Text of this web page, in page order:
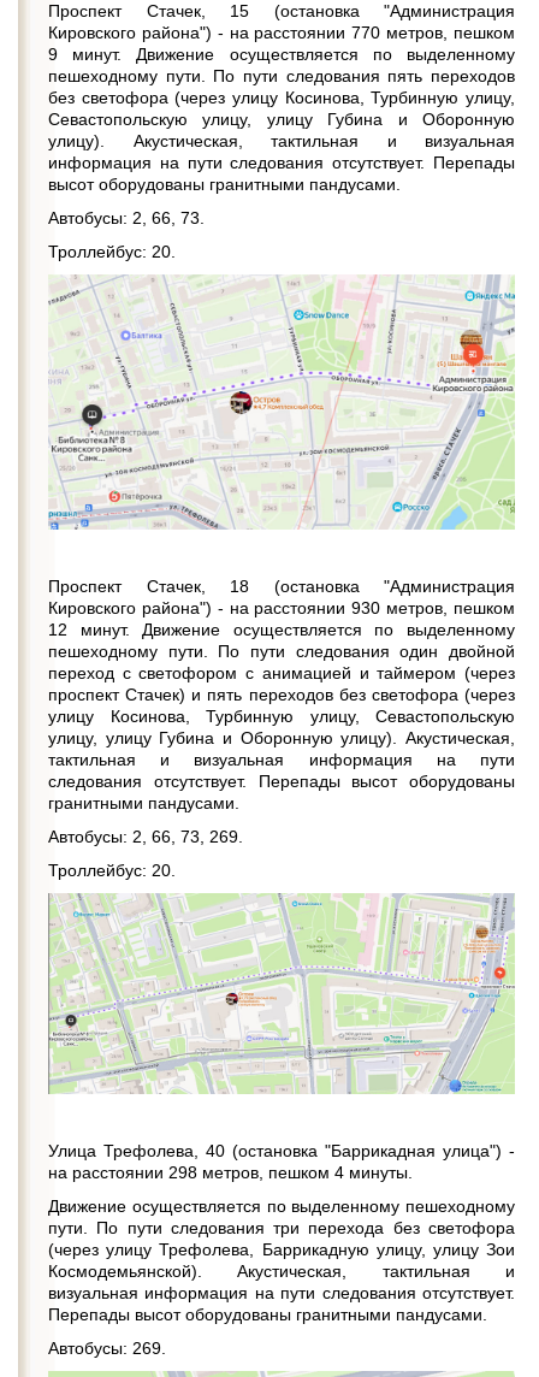
Проспект Стачек, 15 (остановка "Администрация
Кировского района") - на расстоянии 770 метров, пешком
9 минут. Движение осуществляется по выделенному
пешеходному пути. По пути следования пять переходов
без светофора (через улицу Косинова, Турбинную улицу,
Севастопольскую улицу, улицу Губина и Оборонную
улицу). Акустическая, тактильная и визуальная
информация на пути следования отсутствует. Перепады
высот оборудованы гранитными пандусами.
Автобусы: 2, 66, 73.
Троллейбус: 20.
Проспект Стачек, 18 (остановка "Администрация
Кировского района") - на расстоянии 930 метров, пешком
12 минут. Движение осуществляется по выделенному
пешеходному пути. По пути следования один двойной
переход с светофором с анимацией и таймером (через
проспект Стачек) и пять переходов без светофора (через
улицу Косинова, Турбинную улицу, Севастопольскую
улицу, улицу Губина и Оборонную улицу). Акустическая,
тактильная и визуальная информация на пути
следования отсутствует. Перепады высот оборудованы
гранитными пандусами.
Автобусы: 2, 66, 73, 269.
Троллейбус: 20.
Улица Трефолева, 40 (остановка "Баррикадная улица") -
на расстоянии 298 метров, пешком 4 минуты.
Движение осуществляется по выделенному пешеходному
пути. По пути следования три перехода без светофора
(через улицу Трефолева, Баррикадную улицу, улицу Зои
Космодемьянской). Акустическая, тактильная и
визуальная информация на пути следования отсутствует.
Перепады высот оборудованы гранитными пандусами.
Автобусы: 269.